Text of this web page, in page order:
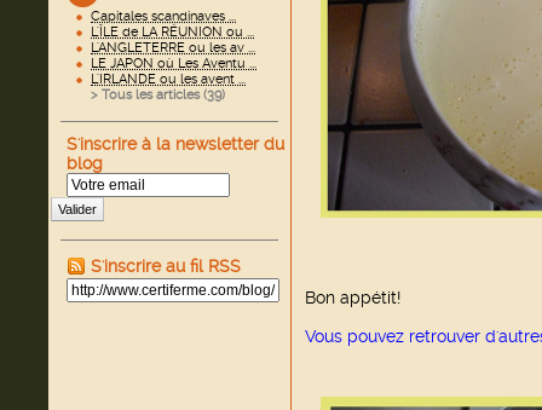
Capitales scandinaves ...
L'ÎLE de LA RÉUNION ou ...
L'ANGLETERRE ou les av ...
LE JAPON où Les Aventu ...
L'IRLANDE ou les avent ...
> Tous les articles (39)
S'inscrire à la newsletter du
blog
Valider
S'inscrire au fil RSS
Bon appétit!
Vous pouvez retrouver